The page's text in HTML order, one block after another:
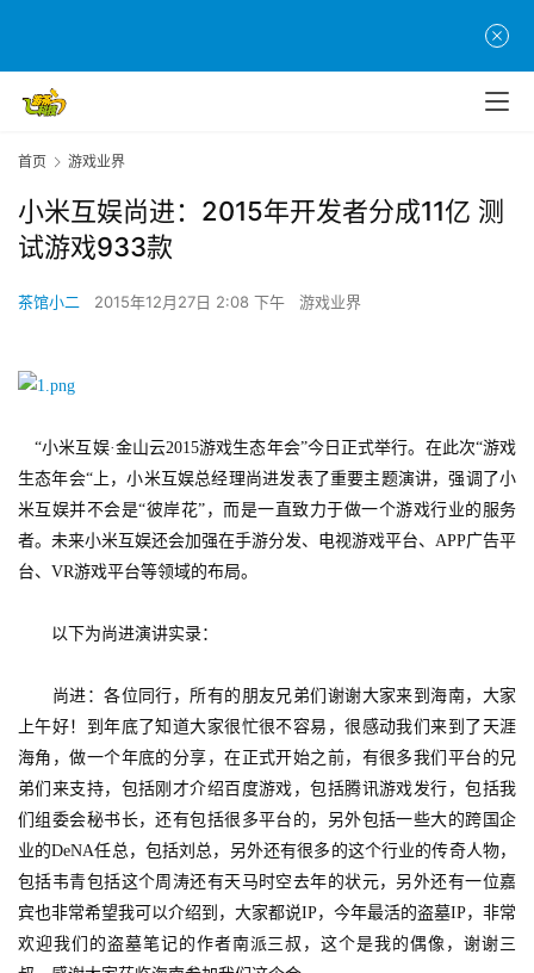
首页 游戏业界
小米互娱尚进：2015年开发者分成11亿 测
试游戏933款
茶馆小二 2015年12月27日 2:08 下午 游戏业界
“小米互娱·金山云2015游戏生态年会”今日正式举行。在此次“游戏
生态年会“上，小米互娱总经理尚进发表了重要主题演讲，强调了小
米互娱并不会是“彼岸花”，而是一直致力于做一个游戏行业的服务
者。未来小米互娱还会加强在手游分发、电视游戏平台、APP广告平
台、VR游戏平台等领域的布局。
以下为尚进演讲实录：
尚进：各位同行，所有的朋友兄弟们谢谢大家来到海南，大家
上午好！到年底了知道大家很忙很不容易，很感动我们来到了天涯
海角，做一个年底的分享，在正式开始之前，有很多我们平台的兄
弟们来支持，包括刚才介绍百度游戏，包括腾讯游戏发行，包括我
们组委会秘书长，还有包括很多平台的，另外包括一些大的跨国企
业的DeNA任总，包括刘总，另外还有很多的这个行业的传奇人物，
包括韦青包括这个周涛还有天马时空去年的状元，另外还有一位嘉
宾也非常希望我可以介绍到，大家都说IP，今年最活的盗墓IP，非常
欢迎我们的盗墓笔记的作者南派三叔，这个是我的偶像，谢谢三